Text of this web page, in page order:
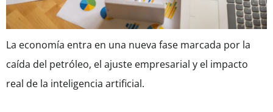
La economía entra en una nueva fase marcada por la
caída del petróleo, el ajuste empresarial y el impacto
real de la inteligencia artificial.